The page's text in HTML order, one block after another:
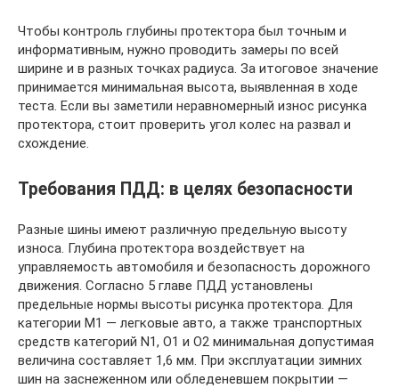
Чтобы контроль глубины протектора был точным и
информативным, нужно проводить замеры по всей
ширине и в разных точках радиуса. За итоговое значение
принимается минимальная высота, выявленная в ходе
теста. Если вы заметили неравномерный износ рисунка
протектора, стоит проверить угол колес на развал и
схождение.
Требования ПДД: в целях безопасности
Разные шины имеют различную предельную высоту
износа. Глубина протектора воздействует на
управляемость автомобиля и безопасность дорожного
движения. Согласно 5 главе ПДД установлены
предельные нормы высоты рисунка протектора. Для
категории М1 — легковые авто, а также транспортных
средств категорий N1, О1 и О2 минимальная допустимая
величина составляет 1,6 мм. При эксплуатации зимних
шин на заснеженном или обледеневшем покрытии —